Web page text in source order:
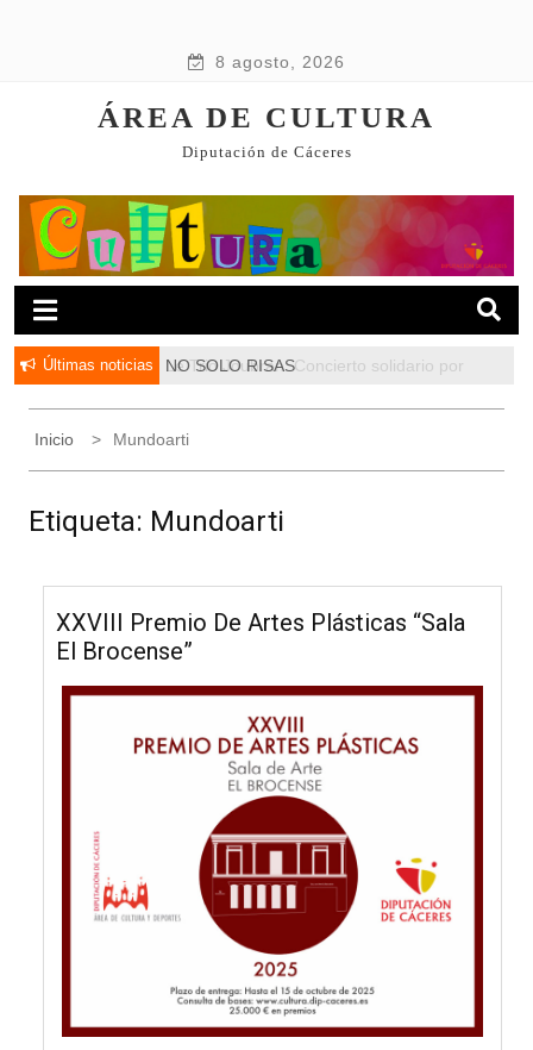
8 agosto, 2026
ÁREA DE CULTURA
Diputación de Cáceres
Últimas noticias
Le Trio Joubran. Concierto solidario por
NO SOLO RISAS
Inicio Mundoarti
Etiqueta: Mundoarti
XXVIII Premio De Artes Plásticas “Sala
El Brocense”